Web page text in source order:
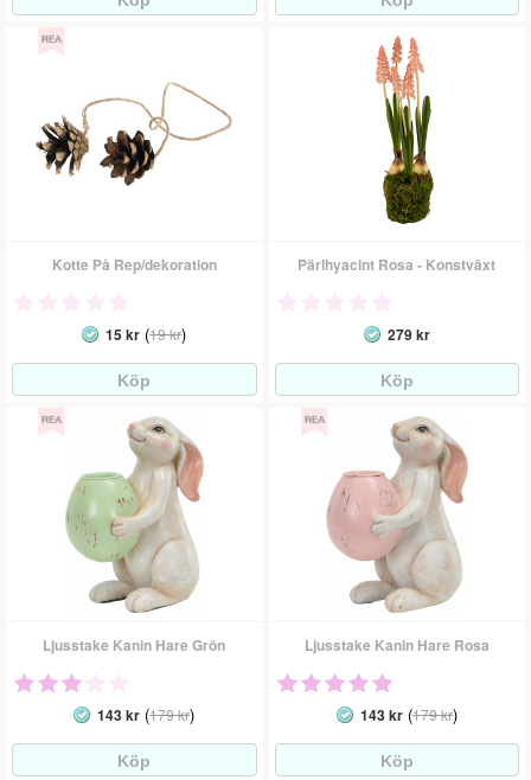
Kotte På Rep/dekoration
15 kr (19 kr)
Pärlhyacint Rosa - Konstväxt
279 kr
Ljusstake Kanin Hare Grön
143 kr (179 kr)
Ljusstake Kanin Hare Rosa
143 kr(179 kr)